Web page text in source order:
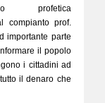
profetica
compianto prof.
importante parte
il popolo
i cittadini ad
il denaro che